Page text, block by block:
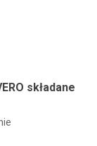
składane